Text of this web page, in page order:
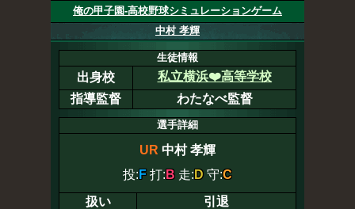
俺の甲子園-高校野球シミュレーションゲーム
中村 孝輝
生徒情報
出身校
私立横浜❤️高等学校
指導監督
わたなべ監督
選手詳細
UR 中村 孝輝
投: F 打: B 走: D 守:C
扱い
引退